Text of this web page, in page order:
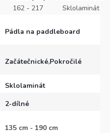
162 - 217 Sklolaminát
Pádla na paddleboard
Začátečnické,Pokročilé
Sklolaminát
2-dílné
135 cm - 190 cm